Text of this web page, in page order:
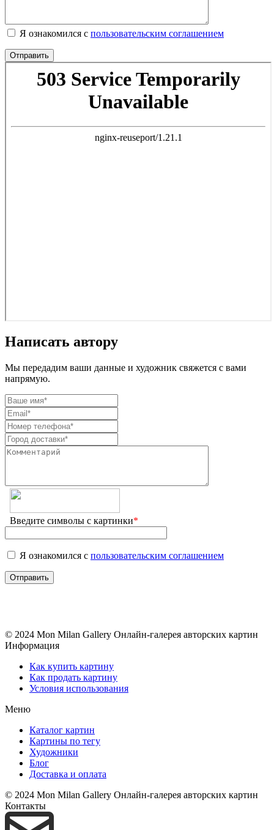
Я ознакомился с пользовательским соглашением
Написать автору
Мы передадим ваши данные и художник свяжется с вами
напрямую.
Введите символы с картинки*
Я ознакомился с пользовательским соглашением
© 2024 Mon Milan Gallery Онлайн-галерея авторских картин
Информация
Как купить картину
Как продать картину
Условия использования
Меню
Каталог картин
Картины по тегу
Художники
Блог
Доставка и оплата
© 2024 Mon Milan Gallery Онлайн-галерея авторских картин
Контакты